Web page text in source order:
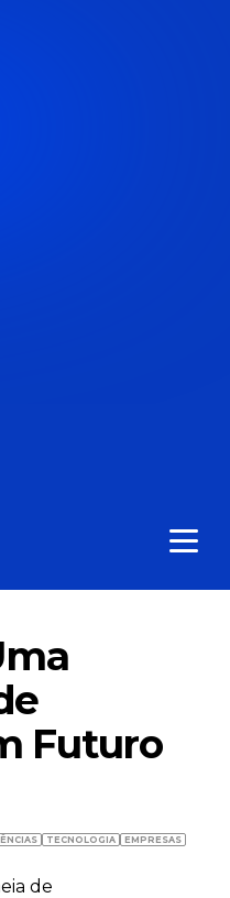
Futuro
TECNOLOGIA EMPRESAS
de